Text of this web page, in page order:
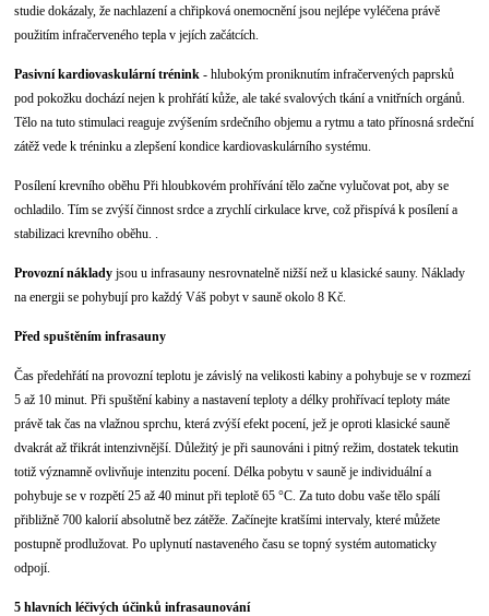
studie dokázaly, že nachlazení a chřipková onemocnění jsou nejlépe vyléčena právě
použitím infračerveného tepla v jejích začátcích.
Pasivní kardiovaskulární trénink - hlubokým proniknutím infračervených paprsků
pod pokožku dochází nejen k prohřátí kůže, ale také svalových tkání a vnitřních orgánů.
Tělo na tuto stimulaci reaguje zvýšením srdečního objemu a rytmu a tato přínosná srdeční
zátěž vede k tréninku a zlepšení kondice kardiovaskulárního systému.
Posílení krevního oběhu Při hloubkovém prohřívání tělo začne vylučovat pot, aby se
ochladilo. Tím se zvýší činnost srdce a zrychlí cirkulace krve, což přispívá k posílení a
stabilizaci krevního oběhu. .
Provozní náklady jsou u infrasauny nesrovnatelně nižší než u klasické sauny. Náklady
na energii se pohybují pro každý Váš pobyt v sauně okolo 8 Kč.
Před spuštěním infrasauny
Čas předehřátí na provozní teplotu je závislý na velikosti kabiny a pohybuje se v rozmezí
5 až 10 minut. Při spuštění kabiny a nastavení teploty a délky prohřívací teploty máte
právě tak čas na vlažnou sprchu, která zvýší efekt pocení, jež je oproti klasické sauně
dvakrát až třikrát intenzivnější. Důležitý je při saunováni i pitný režim, dostatek tekutin
totiž významně ovlivňuje intenzitu pocení. Délka pobytu v sauně je individuální a
pohybuje se v rozpětí 25 až 40 minut při teplotě 65 °C. Za tuto dobu vaše tělo spálí
přibližně 700 kalorií absolutně bez zátěže. Začínejte kratšími intervaly, které můžete
postupně prodlužovat. Po uplynutí nastaveného času se topný systém automaticky
odpojí.
5 hlavních léčivých účinků infrasaunování